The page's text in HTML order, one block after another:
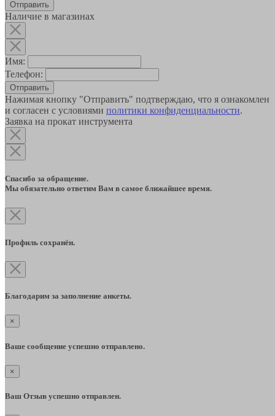
Наличие в магазинах
Имя:
Телефон:
Отправить
Нажимая кнопку "Отправить" подтверждаю, что я ознакомлен
и согласен с условиями политики конфиденциальности.
Заявка на прокат инструмента
Спасибо за обращение.
Мы обязательно ответим Вам в самое ближайшее время.
Профиль сохранён.
Благодарим за заполнение анкеты.
×
Ваше сообщение успешно отправлено.
×
Ваш Отзыв успешно отправлен.